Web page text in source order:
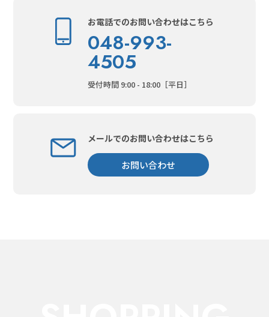
お電話でのお問い合わせはこちら
048-993-
4505
受付時間 9:00 - 18:00［平日］
メールでのお問い合わせはこちら
お問い合わせ